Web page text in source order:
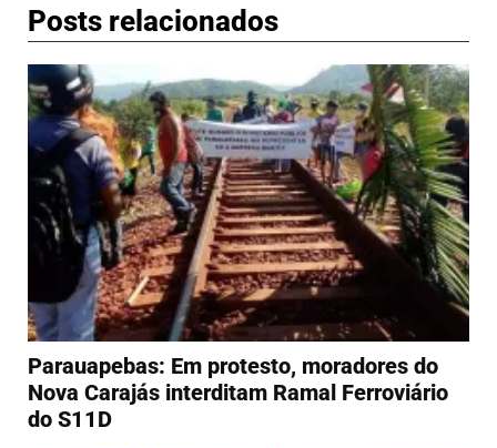
Posts relacionados
Parauapebas: Em protesto, moradores do
Nova Carajás interditam Ramal Ferroviário
do S11D